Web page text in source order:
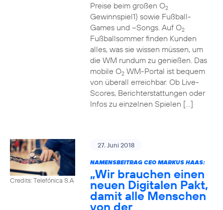
Preise beim großen O2
Gewinnspiel1) sowie Fußball-
Games und –Songs. Auf O2
Fußballsommer finden Kunden
alles, was sie wissen müssen, um
die WM rundum zu genießen. Das
mobile O2WM-Portal ist bequem
von überall erreichbar. Ob Live-
Scores, Berichterstattungen oder
Infos zu einzelnen Spielen […]
Credits: Telefónica S.A
27. Juni 2018
NAMENSBEITRAG CEO MARKUS HAAS:
„Wir brauchen einen
neuen Digitalen Pakt,
damit alle Menschen
von der